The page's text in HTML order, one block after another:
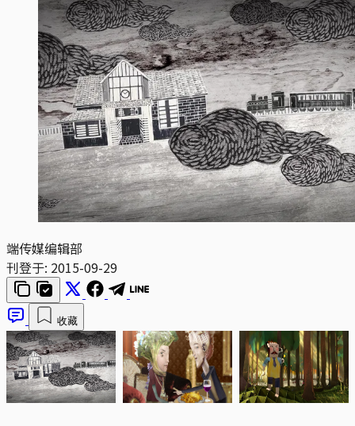
端传媒编辑部
刊登于: 2015-09-29
收藏